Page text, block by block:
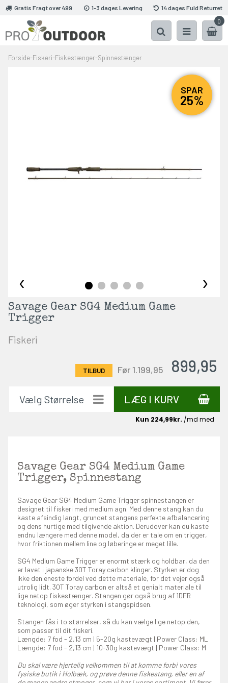
Gratis Fragt over 499 1-3 dages Levering
14 dages Fuld Returret
0
Forside-Fiskeri-Fiskestænger-Spinnestænger
SPAR
25%
‹ ›
Savage Gear SG4 Medium Game
Trigger
Fiskeri
899,95
Før 1.199,95
LÆG I KURV
Savage Gear SG4 Medium Game
Trigger, Spinnestang
Savage Gear SG4 Medium Game Trigger spinnestangen er
designet til fiskeri med medium agn. Med denne stang kan du
kaste afsindig langt, grundet stangens perfekte afbalancering
og dens hurtige med tilgivende aktion. Derudover kan du kaste
endnu længere med denne model, da der er tale om en trigger,
hvor friktionen mellem line og løberinge er meget lille.
SG4 Medium Game Trigger er enormt stærk og holdbar, da den
er lavet i japanske 30T Toray carbon klinger. Styrken er dog
ikke den eneste fordel ved dette materiale, for det vejer også
utrolig lidt. 30T Toray carbon er altså et genialt materiale til
lige netop fiskestænger. Stangen gør også brug af 1DFR
teknologi, som øger styrken i stangspidsen.
Stangen fås i to størrelser, så du kan vælge lige netop den,
som passer til dit fiskeri.
Længde: 7 fod - 2,13 cm | 5-20g kastevægt | Power Class: ML
Længde: 7 fod - 2,13 cm | 10-30g kastevægt | Power Class: M
Du skal være hjertelig velkommen til at komme forbi vores
fysiske butik i Holbæk, og prøve denne fiskestang, eller en af